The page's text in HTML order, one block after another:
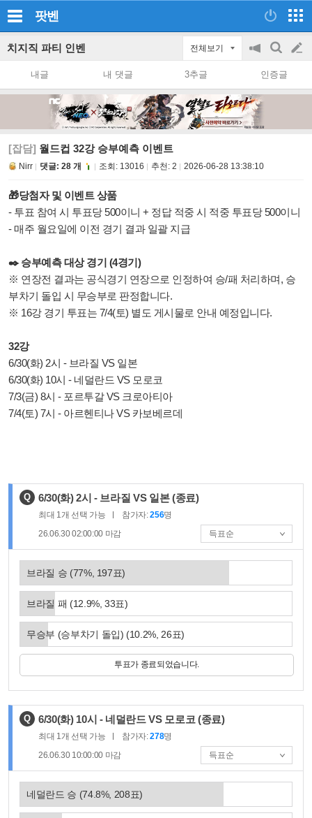
팟벤
치지직 파티 인벤 전체보기
공
on/off
검
색
글
쓰
내글 내 댓글 3추글 인증글
[잡담] 월드컵 32강 승부예측 이벤트
Nirr 댓글: 28 개 조회: 13016 추천: 2 2026-06-28 13:38:10
🎁당첨자 및 이벤트 상품
- 투표 참여 시 투표당 500이니 + 정답 적중 시 적중 투표당 500이니
- 매주 월요일에 이전 경기 결과 일괄 지급
✒️ 승부예측 대상 경기 (4경기)
※ 연장전 결과는 공식경기 연장으로 인정하여 승/패 처리하며, 승
부차기 돌입 시 무승부로 판정합니다.
※ 16강 경기 투표는 7/4(토) 별도 게시물로 안내 예정입니다.
32강
6/30(화) 2시 - 브라질 VS 일본
6/30(화) 10시 - 네덜란드 VS 모로코
7/3(금) 8시 - 포르투갈 VS 크로아티아
7/4(토) 7시 - 아르헨티나 VS 카보베르데
Q
제
목
:
6/30(화) 2시 - 브라질 VS 일본 (종료)
최대 1개 선택 가능 참가자:256명
26.06.30 02:00:00 마감
브라질 승 (77%, 197표)
브라질 패 (12.9%,33표)
무승부 (승부차기 돌입) (10.2%, 26표)
투표가 종료되었습니다.
Q
제
목
:
6/30(화) 10시 - 네덜란드 VS 모로코 (종료)
최대 1개 선택 가능 참가자:278명
26.06.30 10:00:00 마감
네덜란드 승 (74.8%, 208표)